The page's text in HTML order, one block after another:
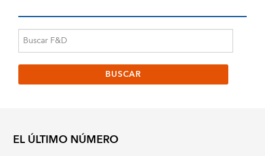
EL ÚLTIMO NÚMERO